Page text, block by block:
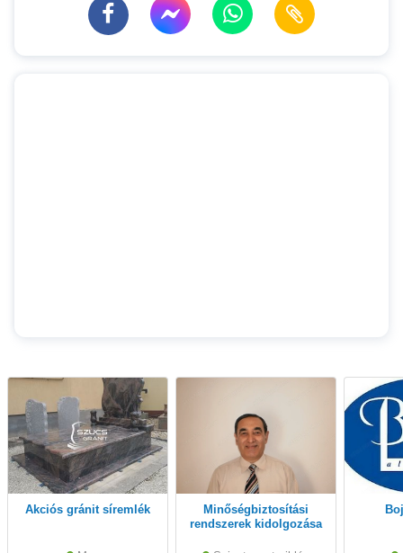
Akciós gránit síremlék
Minőségbiztosítási
rendszerek kidolgozása